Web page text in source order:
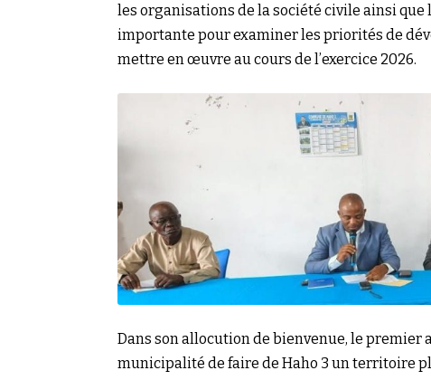
les organisations de la société civile ainsi
importante pour examiner les priorités de
mettre en œuvre au cours de l’exercice 2026.
Dans son allocution de bienvenue, le premier
municipalité de faire de Haho 3 un territoire